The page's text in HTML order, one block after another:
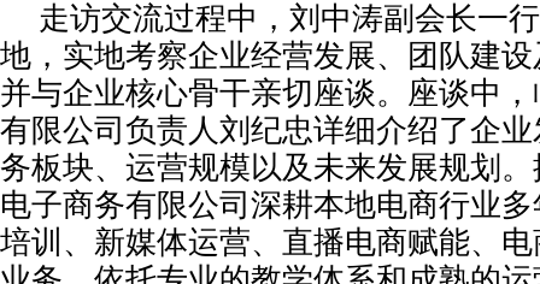
走访交流过程中，刘中涛副会长一
地，实地考察企业经营发展、团队建
并与企业核心骨干亲切座谈。座谈中
有限公司负责人刘纪忠详细介绍了企
务板块、运营规模以及未来发展规划
电子商务有限公司深耕本地电商行业
培训、新媒体运营、直播电商赋能、